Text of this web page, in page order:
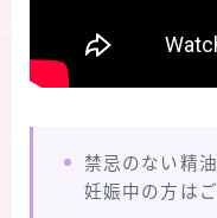
禁忌のない精
妊娠中の方は